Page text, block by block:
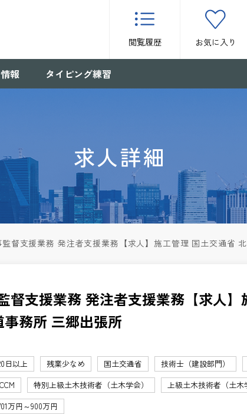
閲覧履歴 お気に入り
報 タイピング練習
求人詳細
監督支援業務 発注者支援業務【求人】施工管理 国土交通省
督支援業務 発注者支援業務【求人
務所 三郷出張所
日以上 残業少なめ 国土交通省
技術士（建設部門）
特別上級土木技術者（土木学会）
上級土木技術者（土木
万円～900万円